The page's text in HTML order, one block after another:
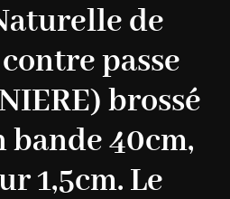
de
passe
brossé
bande 40cm,
1,5cm. Le